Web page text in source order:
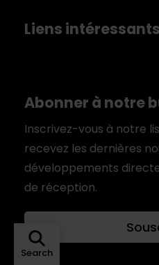
Search
Liens intéressants
Abonner à notre
Inscrivez-vous à notre
recevez les dernières
développements
de réception.